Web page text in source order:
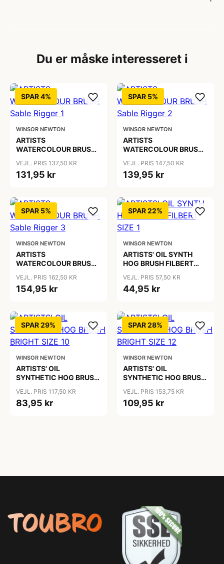
Du er måske interesseret i
SPAR 4%
WINSOR NEWTON
ARTISTS
WATERCOLOUR BRUSH
VEJL. PRIS 137,50 KR
131,95 kr
SPAR 5%
WINSOR NEWTON
ARTISTS
WATERCOLOUR BRUSH
VEJL. PRIS 147,50 KR
139,95 kr
SPAR 5%
WINSOR NEWTON
ARTISTS
WATERCOLOUR BRUSH
VEJL. PRIS 162,50 KR
154,95 kr
SPAR 22%
WINSOR NEWTON
ARTISTS' OIL SYNTH
HOG BRUSH FILBERT
VEJL. PRIS 57,50 KR
44,95 kr
SPAR 29%
WINSOR NEWTON
ARTISTS' OIL
SYNTHETIC HOG BRUSH
VEJL. PRIS 117,50 KR
83,95 kr
SPAR 28%
WINSOR NEWTON
ARTISTS' OIL
SYNTHETIC HOG BRUSH
VEJL. PRIS 153,75 KR
109,95 kr